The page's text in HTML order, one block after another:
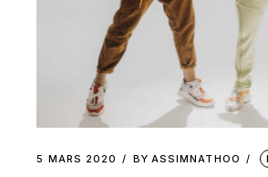
5 MARS 2020 BY ASSIMNATHOO